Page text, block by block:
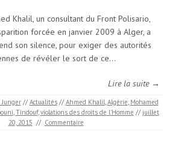
Khalil, un consultant du Front Polisario,
forcée en janvier 2009 à Alger, a
son silence, pour exiger des autorités
de révéler le sort de ce…
Lire la suite →
// Actualités // Ahmed Khalil,Algérie, Mohamed
,Tindouf,violations des droits de l’Homme // juillet
20, 2015 // Commentaire